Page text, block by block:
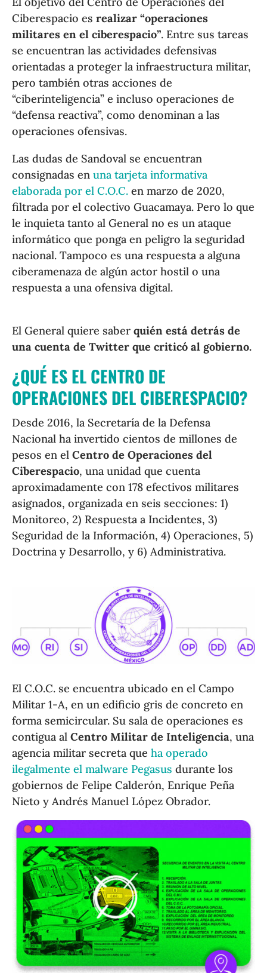
Ciberespacio esrealizar “operaciones
militares en el ciberespacio”. Entre sus tareas
se encuentran las actividades defensivas
orientadas a proteger la infraestructura militar,
pero también otras acciones de
“ciberinteligencia” e incluso operaciones de
“defensa reactiva”, como denominan a las
operaciones ofensivas.
Las dudas de Sandoval se encuentran
consignadas enuna tarjeta informativa
elaborada por el C.O.C. en marzo de 2020,
filtrada por el colectivo Guacamaya. Pero lo que
le inquieta tanto al General no es un ataque
informático que ponga en peligro la seguridad
nacional. Tampoco es una respuesta a alguna
ciberamenaza de algún actor hostil o una
respuesta a una ofensiva digital.
El General quiere saberquién está detrás de
una cuenta de Twitter que criticó al gobierno.
¿QUÉ ES EL CENTRO DE
OPERACIONES DEL CIBERESPACIO?
Desde 2016, la Secretaría de la Defensa
Nacional ha invertido cientos de millones de
pesos en elCentro de Operaciones del
Ciberespacio, una unidad que cuenta
aproximadamente con 178 efectivos militares
asignados, organizada en seis secciones: 1)
Monitoreo, 2) Respuesta a Incidentes, 3)
Seguridad de la Información, 4) Operaciones, 5)
Doctrina y Desarrollo, y 6) Administrativa.
El C.O.C. se encuentra ubicado en el Campo
Militar 1-A, en un edificio gris de concreto en
forma semicircular. Su sala de operaciones es
contigua alCentro Militar de Inteligencia, una
agencia militar secreta queha operado
ilegalmente el malware Pegasus durante los
gobiernos de Felipe Calderón, Enrique Peña
Nieto y Andrés Manuel López Obrador.